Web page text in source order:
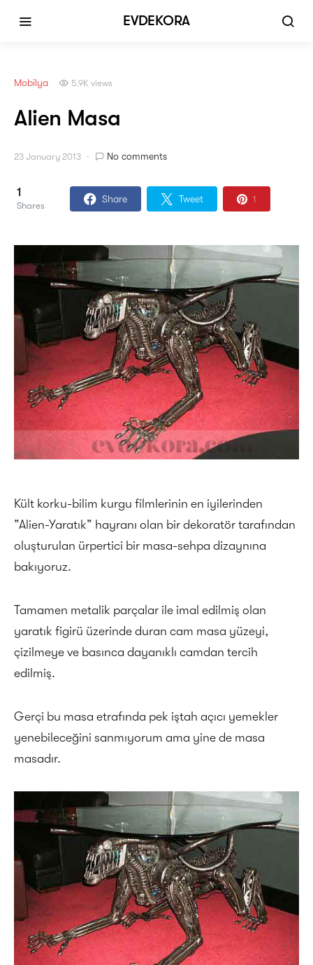
EVDEKORA
Mobilya 5.9K views
Alien Masa
23 January 2013 No comments
1
Shares
Share Tweet 1
Kült korku-bilim kurgu filmlerinin en iyilerinden
”Alien-Yaratık” hayranı olan bir dekoratör tarafından
oluşturulan ürpertici bir masa-sehpa dizaynına
bakıyoruz.
Tamamen metalik parçalar ile imal edilmiş olan
yaratık figirü üzerinde duran cam masa yüzeyi,
çizilmeye ve basınca dayanıklı camdan tercih
edilmiş.
Gerçi bu masa etrafında pek iştah açıcı yemekler
yenebileceğini sanmıyorum ama yine de masa
masadır.